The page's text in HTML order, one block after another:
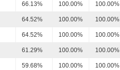
66.13% 100.00% 100.00%
64.52% 100.00% 100.00%
64.52% 100.00% 100.00%
61.29% 100.00% 100.00%
59.68% 100.00% 100.00%